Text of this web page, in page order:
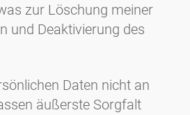
zur Löschung meiner
und Deaktivierung des
Daten nicht an
äußerste Sorgfalt